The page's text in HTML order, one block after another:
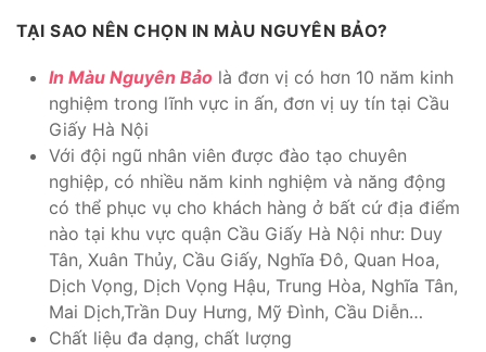
TẠI SAO NÊN CHỌN IN MÀU NGUYÊN BẢO?
In Màu Nguyên Bảo là đơn vị có hơn 10 năm kinh
nghiệm trong lĩnh vực in ấn, đơn vị uy tín tại Cầu
Giấy Hà Nội
Với đội ngũ nhân viên được đào tạo chuyên
nghiệp, có nhiều năm kinh nghiệm và năng động
có thể phục vụ cho khách hàng ở bất cứ địa điểm
nào tại khu vực quận Cầu Giấy Hà Nội như: Duy
Tân, Xuân Thủy, Cầu Giấy, Nghĩa Đô, Quan Hoa,
Dịch Vọng, Dịch Vọng Hậu, Trung Hòa, Nghĩa Tân,
Mai Dịch,Trần Duy Hưng, Mỹ Đình, Cầu Diễn…
Chất liệu đa dạng, chất lượng